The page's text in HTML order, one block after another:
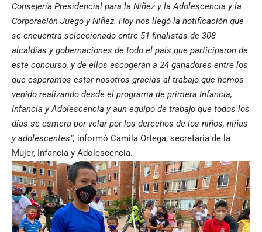
Consejería Presidencial para la Niñez y la Adolescencia y la
Corporación Juego y Niñez. Hoy nos llegó la notificación que
se encuentra seleccionado entre 51 finalistas de 308
alcaldías y gobernaciones de todo el país que participaron de
este concurso, y de ellos escogerán a 24 ganadores entre los
que esperamos estar nosotros gracias al trabajo que hemos
venido realizando desde el programa de primera Infancia,
Infancia y Adolescencia y aun equipo de trabajo que todos los
días se esmera por velar por los derechos de los niños, niñas
y adolescentes”, informó Camila Ortega, secretaria de la
Mujer, Infancia y Adolescencia.